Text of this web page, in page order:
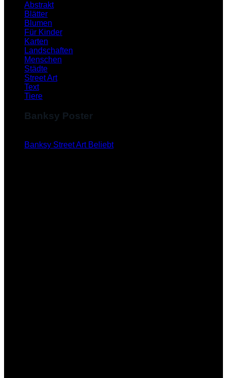
Abstrakt
Blätter
Blumen
Für Kinder
Karten
Landschaften
Menschen
Städte
Street Art
Text
Tiere
Banksy Poster
Banksy Street Art